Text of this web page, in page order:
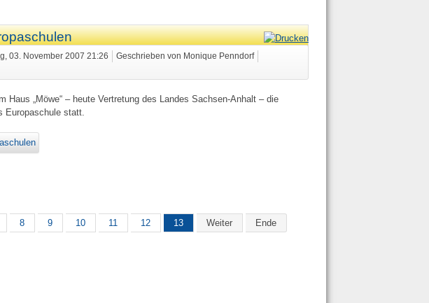
03. November 2007 21:26
Geschrieben von Monique Penndorf
„Möwe“ – heute Vertretung des Landes Sachsen-Anhalt – die
Europaschule statt.
8 9 10 11 12 13 Weiter Ende